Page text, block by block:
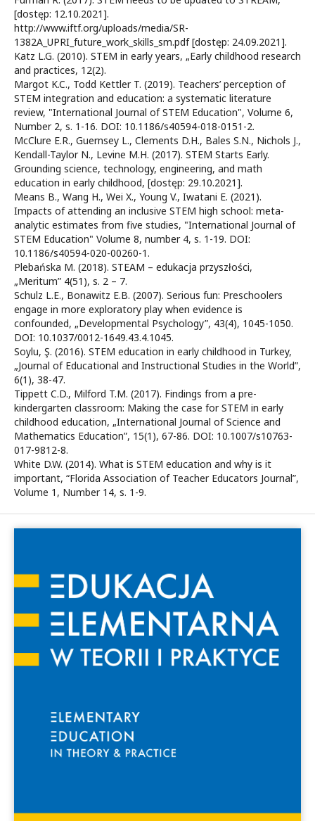
[dostęp: 12.10.2021].
http://www.iftf.org/uploads/media/SR-
1382A_UPRI_future_work_skills_sm.pdf [dostęp: 24.09.2021].
Katz L.G. (2010). STEM in early years, „Early childhood research
and practices, 12(2).
Margot K.C., Todd Kettler T. (2019). Teachers’ perception of
STEM integration and education: a systematic literature
review, "International Journal of STEM Education", Volume 6,
Number 2, s. 1-16. DOI: 10.1186/s40594-018-0151-2.
McClure E.R., Guernsey L., Clements D.H., Bales S.N., Nichols J.,
Kendall-Taylor N., Levine M.H. (2017). STEM Starts Early.
Grounding science, technology, engineering, and math
education in early childhood, [dostęp: 29.10.2021].
Means B., Wang H., Wei X., Young V., Iwatani E. (2021).
Impacts of attending an inclusive STEM high school: meta-
analytic estimates from five studies, "International Journal of
STEM Education" Volume 8, number 4, s. 1-19. DOI:
10.1186/s40594-020-00260-1.
Plebańska M. (2018). STEAM – edukacja przyszłości,
„Meritum” 4(51), s. 2 – 7.
Schulz L.E., Bonawitz E.B. (2007). Serious fun: Preschoolers
engage in more exploratory play when evidence is
confounded, „Developmental Psychology”, 43(4), 1045-1050.
DOI: 10.1037/0012-1649.43.4.1045.
Soylu, Ş. (2016). STEM education in early childhood in Turkey,
„Journal of Educational and Instructional Studies in the World”,
6(1), 38-47.
Tippett C.D., Milford T.M. (2017). Findings from a pre-
kindergarten classroom: Making the case for STEM in early
childhood education, „International Journal of Science and
Mathematics Education”, 15(1), 67-86. DOI: 10.1007/s10763-
017-9812-8.
White D.W. (2014). What is STEM education and why is it
important, “Florida Association of Teacher Educators Journal”,
Volume 1, Number 14, s. 1-9.